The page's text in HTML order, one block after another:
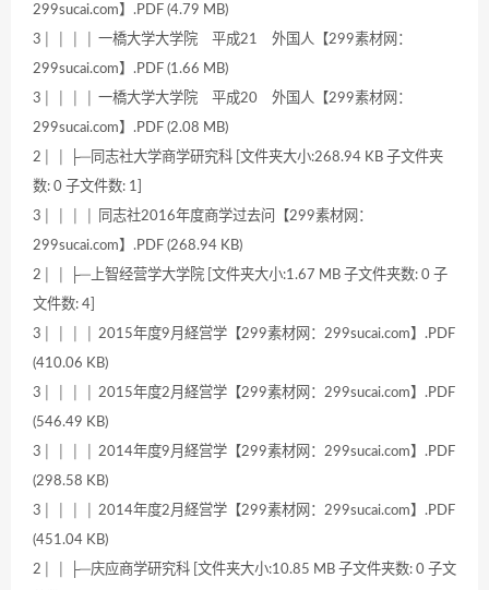
299sucai.com】.PDF (4.79 MB)
3│ │ │ │ 一橋大学大学院 平成21 外国人【299素材网：
299sucai.com】.PDF (1.66 MB)
3│ │ │ │ 一橋大学大学院 平成20 外国人【299素材网：
299sucai.com】.PDF (2.08 MB)
2│ │ ├─同志社大学商学研究科 [文件夹大小:268.94 KB 子文件夹
数: 0 子文件数: 1]
3│ │ │ │ 同志社2016年度商学过去问【299素材网：
299sucai.com】.PDF (268.94 KB)
2│ │ ├─上智经营学大学院 [文件夹大小:1.67 MB 子文件夹数: 0 子
文件数: 4]
3│ │ │ │ 2015年度9月経営学【299素材网：299sucai.com】.PDF
(410.06 KB)
3│ │ │ │ 2015年度2月経営学【299素材网：299sucai.com】.PDF
(546.49 KB)
3│ │ │ │ 2014年度9月経営学【299素材网：299sucai.com】.PDF
(298.58 KB)
3│ │ │ │ 2014年度2月経営学【299素材网：299sucai.com】.PDF
(451.04 KB)
2│ │ ├─庆应商学研究科 [文件夹大小:10.85 MB 子文件夹数: 0 子文